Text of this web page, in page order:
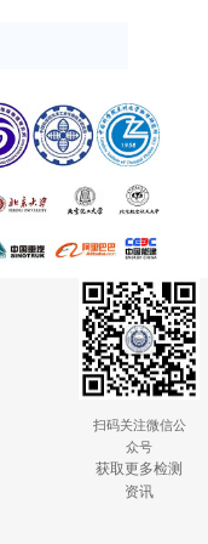
扫码关注微信公
众号
获取更多检测
资讯